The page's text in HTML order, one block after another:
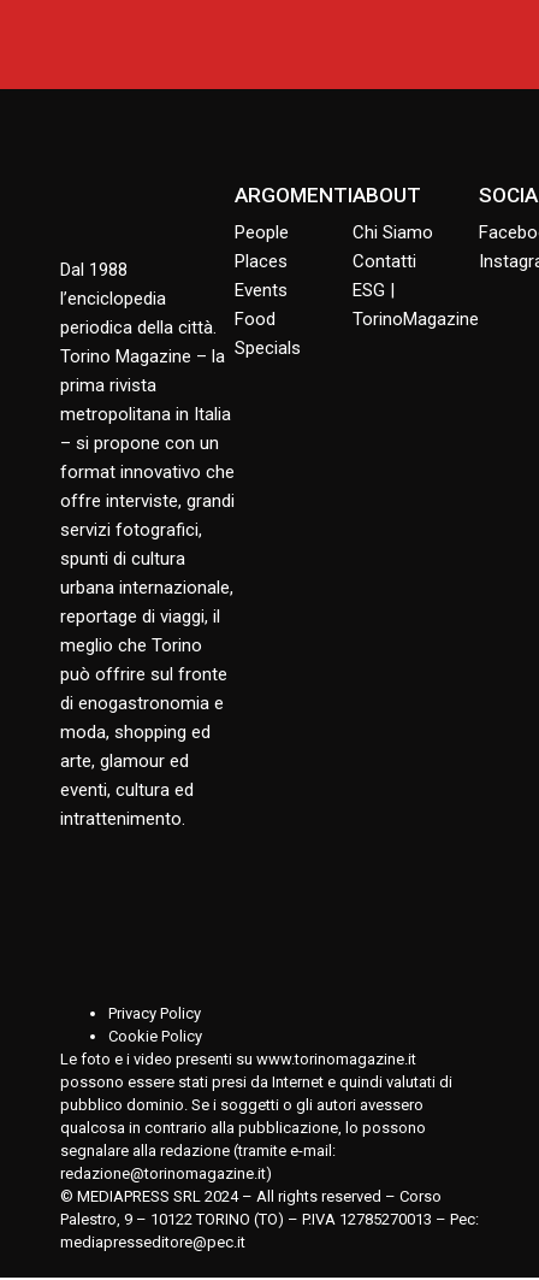
Dal 1988
l’enciclopedia
periodica della città.
Torino Magazine – la
prima rivista
metropolitana in Italia
– si propone con un
format innovativo che
offre interviste, grandi
servizi fotografici,
spunti di cultura
urbana internazionale,
reportage di viaggi, il
meglio che Torino
può offrire sul fronte
di enogastronomia e
moda, shopping ed
arte, glamour ed
eventi, cultura ed
intrattenimento.
ARGOMENTI
People
Places
Events
Food
Specials
ABOUT
Chi Siamo
Contatti
ESG |
TorinoMagazine
Privacy Policy
Cookie Policy
Le foto e i video presenti su www.torinomagazine.it
possono essere stati presi da Internet e quindi valutati di
pubblico dominio. Se i soggetti o gli autori avessero
qualcosa in contrario alla pubblicazione, lo possono
segnalare alla redazione (tramite e-mail:
redazione@torinomagazine.it)
© MEDIAPRESS SRL 2024 – All rights reserved – Corso
Palestro, 9 – 10122 TORINO (TO) – P.IVA 12785270013 – Pec:
mediapresseditore@pec.it